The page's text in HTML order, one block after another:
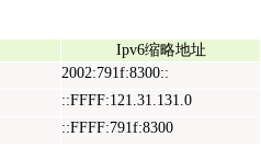
Ipv6缩略地址
2002:791f:8300::
::FFFF:121.31.131.0
::FFFF:791f:8300